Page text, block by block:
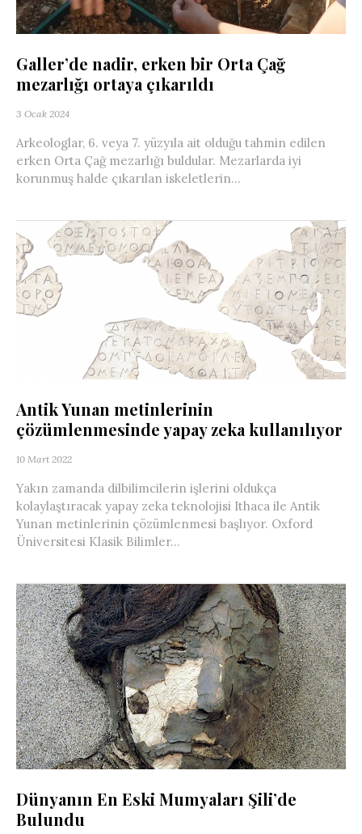
Galler’de nadir, erken bir Orta Çağ
mezarlığı ortaya çıkarıldı
3 Ocak 2024
Arkeologlar, 6. veya 7. yüzyıla ait olduğu tahmin edilen
erken Orta Çağ mezarlığı buldular. Mezarlarda iyi
korunmuş halde çıkarılan iskeletlerin...
Antik Yunan metinlerinin
çözümlenmesinde yapay zeka kullanılıyor
10 Mart 2022
Yakın zamanda dilbilimcilerin işlerini oldukça
kolaylaştıracak yapay zeka teknolojisi Ithaca ile Antik
Yunan metinlerinin çözümlenmesi başlıyor. Oxford
Üniversitesi Klasik Bilimler...
Dünyanın En Eski Mumyaları Şili’de
Bulundu